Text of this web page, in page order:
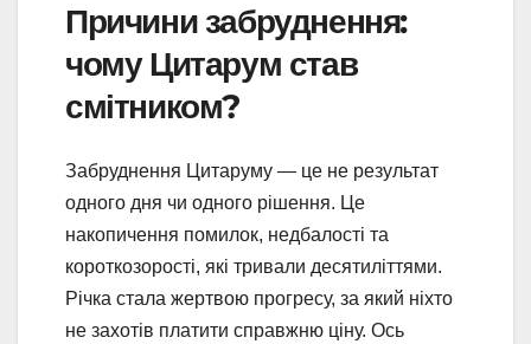
Причини забруднення:
чому Цитарум став
смітником?
Забруднення Цитаруму — це не результат
одного дня чи одного рішення. Це
накопичення помилок, недбалості та
короткозорості, які тривали десятиліттями.
Річка стала жертвою прогресу, за який ніхто
не захотів платити справжню ціну. Ось